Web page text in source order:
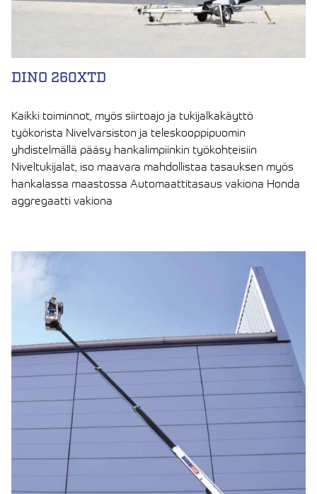
DINO 260XTD
Kaikki toiminnot, myös siirtoajo ja tukijalkakäyttö
työkorista Nivelvarsiston ja teleskooppipuomin
yhdistelmällä pääsy hankalimpiinkin työkohteisiin
Niveltukijalat, iso maavara mahdollistaa tasauksen myös
hankalassa maastossa Automaattitasaus vakiona Honda
aggregaatti vakiona